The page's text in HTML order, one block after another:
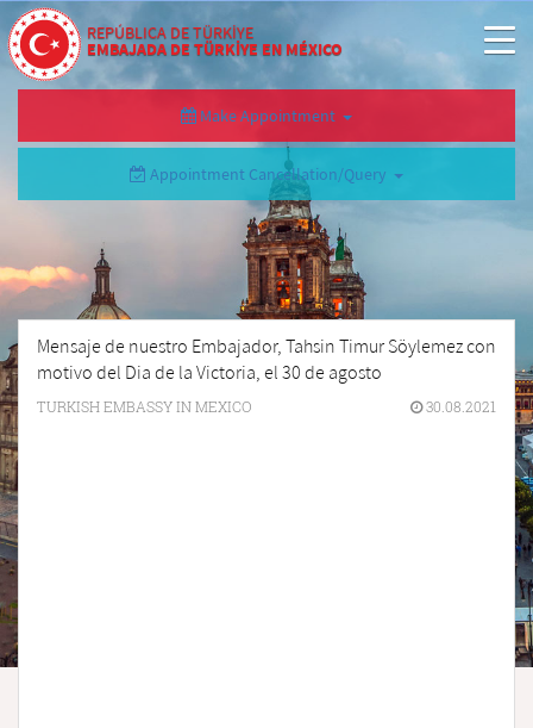
REPÚBLICA DE TÜRKİYE
EMBAJADA DE TÜRKİYE EN MÉXICO
Make Appointment
Appointment Cancellation/Query
Mensaje de nuestro Embajador, Tahsin Timur Söylemez con
motivo del Dia de la Victoria, el 30 de agosto
TURKISH EMBASSY IN MEXICO 30.08.2021